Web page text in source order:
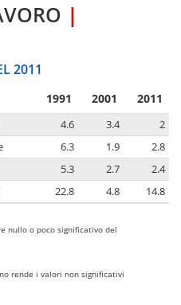
|
2011
1991 2001 2011
4.6 3.4
2
6.3 1.9
2.8
5.3 2.7
2.4
22.8 4.8 14.8
nullo o poco significativo del
rende i valori non significativi